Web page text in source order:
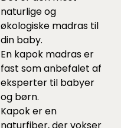
naturlige og
økologiske madras til
din baby.
En kapok madras er
fast som anbefalet af
eksperter til babyer
og børn.
Kapok er en